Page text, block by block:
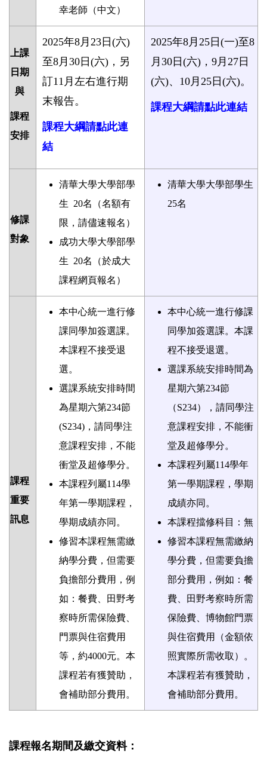
幸老師（中文）
上課
日期
與
課程
安排
2025年8月23日(六)
至8月30日(六)，另
訂11月左右進行期
末報告。
課程大綱請點此連
結
2025年8月25日(一)至8
月30日(六)，9月27日
(六)、10月25日(六)。
課程大綱請點此連結
修課
對象
清華大學大學部學
生 20名（名額有
限，請儘速報名）
成功大學大學部學
生 20名 （於成大
課程網頁報名）
清華大學大學部學生
25名
課程
重要
訊息
本中心統一進行修
課同學加簽選課。
本課程不接受退
選。
選課系統安排時間
為星期六第234節
(S234) ，請同學注
意課程安排，不能
衝堂及超修學分。
本課程列屬114學
年第一學期課程，
學期成績亦同。
修習本課程無需繳
納學分費，但需要
負擔部分費用，例
如：餐費、田野考
察時所需保險費、
門票與住宿費用
等，約4000元。本
課程若有獲贊助，
會補助部分費用。
本中心統一進行修課
同學加簽選課。本課
程不接受退選。
選課系統安排時間為
星期六第234節
（S234），請同學注
意課程安排，不能衝
堂及超修學分。
本課程列屬114學年
第一學期課程，學期
成績亦同。
本課程擋修科目：無
修習本課程無需繳納
學分費，但需要負擔
部分費用，例如：餐
費、田野考察時所需
保險費、博物館門票
與住宿費用
（金額依
照實際所需收取）
。
本課程若有獲贊助，
會補助部分費用。
課程報名期間及繳交資料：